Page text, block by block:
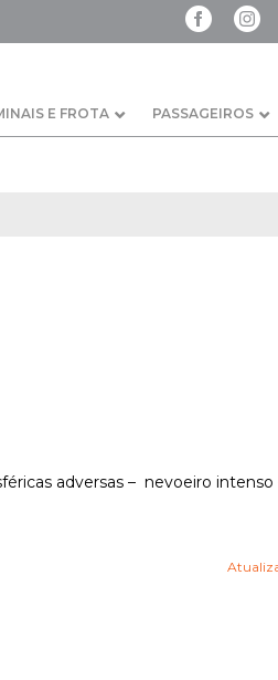
E FROTA PASSAGEIROS
adversas – nevoeiro intenso